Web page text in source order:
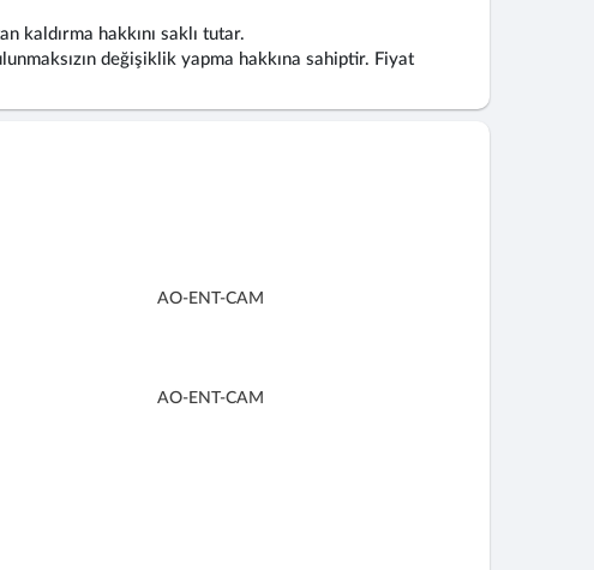
kaldırma hakkını saklı tutar.
değişiklik yapma hakkına sahiptir. Fiyat
AO-ENT-CAM
AO-ENT-CAM